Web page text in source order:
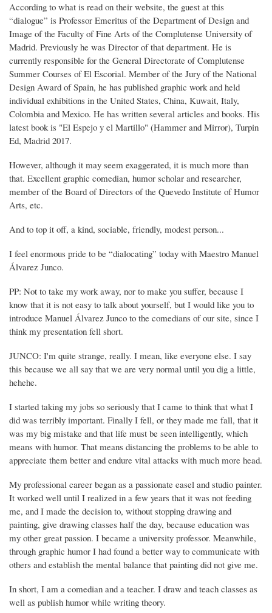
According to what is read on their website, the guest at this
“dialogue” is Professor Emeritus of the Department of Design and
Image of the Faculty of Fine Arts of the Complutense University of
Madrid. Previously he was Director of that department. He is
currently responsible for the General Directorate of Complutense
Summer Courses of El Escorial. Member of the Jury of the National
Design Award of Spain, he has published graphic work and held
individual exhibitions in the United States, China, Kuwait, Italy,
Colombia and Mexico. He has written several articles and books. His
latest book is "El Espejo y el Martillo" (Hammer and Mirror), Turpin
Ed, Madrid 2017.
However, although it may seem exaggerated, it is much more than
that. Excellent graphic comedian, humor scholar and researcher,
member of the Board of Directors of the Quevedo Institute of Humor
Arts, etc.
And to top it off, a kind, sociable, friendly, modest person...
I feel enormous pride to be “dialocating” today with Maestro Manuel
Álvarez Junco.
PP: Not to take my work away, nor to make you suffer, because I
know that it is not easy to talk about yourself, but I would like you to
introduce Manuel Álvarez Junco to the comedians of our site, since I
think my presentation fell short.
JUNCO: I'm quite strange, really. I mean, like everyone else. I say
this because we all say that we are very normal until you dig a little,
hehehe.
I started taking my jobs so seriously that I came to think that what I
did was terribly important. Finally I fell, or they made me fall, that it
was my big mistake and that life must be seen intelligently, which
means with humor. That means distancing the problems to be able to
appreciate them better and endure vital attacks with much more head.
My professional career began as a passionate easel and studio painter.
It worked well until I realized in a few years that it was not feeding
me, and I made the decision to, without stopping drawing and
painting, give drawing classes half the day, because education was
my other great passion. I became a university professor. Meanwhile,
through graphic humor I had found a better way to communicate with
others and establish the mental balance that painting did not give me.
In short, I am a comedian and a teacher. I draw and teach classes as
well as publish humor while writing theory.